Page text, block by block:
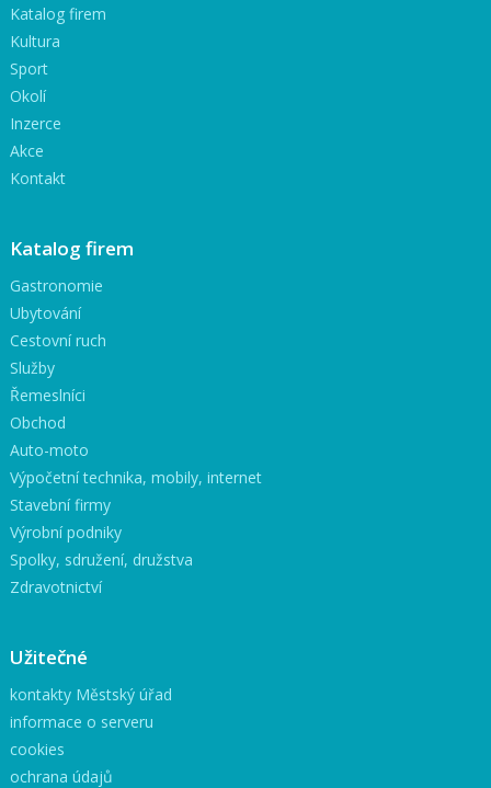
Katalog firem
Kultura
Sport
Okolí
Inzerce
Akce
Kontakt
Katalog firem
Gastronomie
Ubytování
Cestovní ruch
Služby
Řemeslníci
Obchod
Auto-moto
Výpočetní technika, mobily, internet
Stavební firmy
Výrobní podniky
Spolky, sdružení, družstva
Zdravotnictví
Užitečné
kontakty Městský úřad
informace o serveru
cookies
ochrana údajů